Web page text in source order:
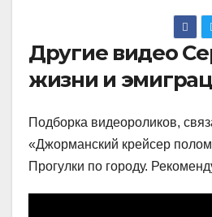
Другие видео
жизни и
Подборка видеороликов,
«Джорманский крейсер
Прогулки по городу.